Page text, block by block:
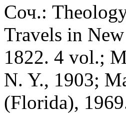
Соч.:
Travels in
1822. 4 vol.;
N. Y., 1903;
(Florida),